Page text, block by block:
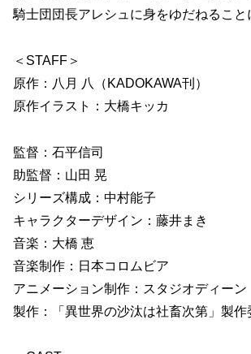
騎士団団長アレシュに身をゆだねるこ
＜STAFF＞
原作：八月 八（KADOKAWA刊）
原作イラスト：大橋キッカ
監督：石平信司
助監督：山田 晃
シリーズ構成：中村能子
キャラクターデザイン：藤井まき
音楽：大橋 恵
音楽制作：日本コロムビア
アニメーション制作：スタジオディーン
製作：「異世界の沙汰は社畜次第」製作